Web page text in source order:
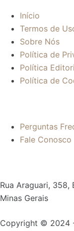
Início
Termos de
Sobre Nós
Política de
Política
Política de
Perguntas
Fale Conosco
Rua Araguari,
Minas Gerais
Copyright © 2024